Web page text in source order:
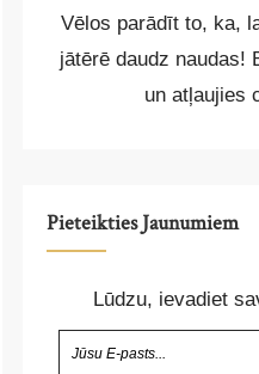
Vēlos parādīt to, ka,
jātērē daudz naudas!
un atļaujies
Pieteikties Jaunumiem
Lūdzu, ievadiet